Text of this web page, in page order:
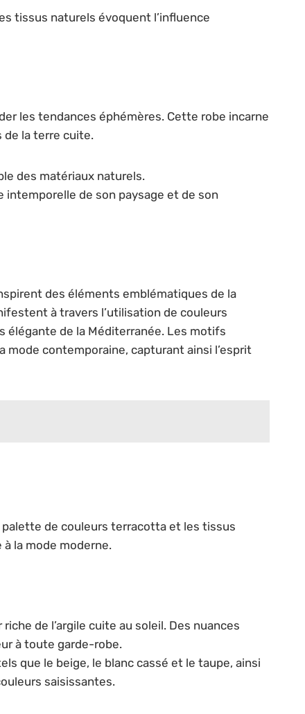
tissus naturels évoquent l’influence
les tendances éphémères. Cette robe incarne
de la terre cuite.
des matériaux naturels.
intemporelle de son paysage et de son
des éléments emblématiques de la
à travers l’utilisation de couleurs
élégante de la Méditerranée. Les motifs
contemporaine, capturant ainsi l’esprit
de couleurs terracotta et les tissus
la mode moderne.
de l’argile cuite au soleil. Des nuances
à toute garde-robe.
que le beige, le blanc cassé et le taupe, ainsi
saisissantes.